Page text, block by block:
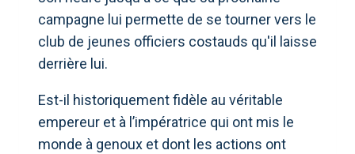
campagne lui permette de se tourner vers le
club de jeunes officiers costauds qu'il laisse
derrière lui.
Est-il historiquement fidèle au véritable
empereur et à l’impératrice qui ont mis le
monde à genoux et dont les actions ont